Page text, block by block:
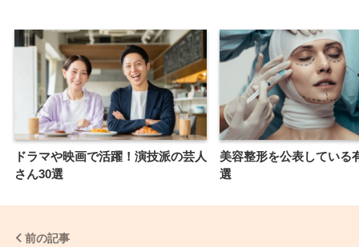
ドラマや映画で活躍！演技派の芸人
さん30選
美容整形を公表している
選
前の記事